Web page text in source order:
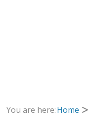
You are here:Home